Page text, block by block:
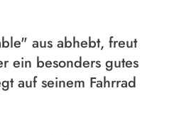
aus abhebt, freut
ein besonders gutes
auf seinem Fahrrad